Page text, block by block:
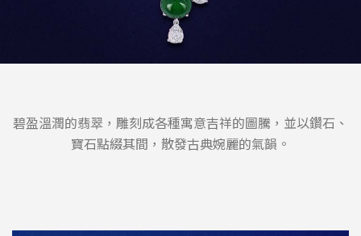
碧盈溫潤的翡翠，雕刻成各種寓意吉祥的圖騰，並以鑽石、
寶石點綴其間，散發古典婉麗的氣韻。